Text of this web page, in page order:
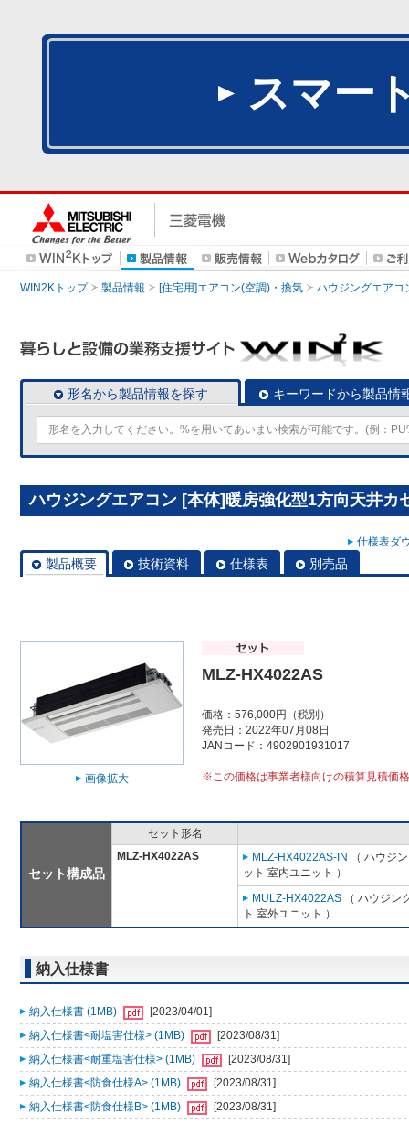
スマー
WIN2Kトップ 製品情報 [住宅用]エアコン(空調)・換気 ハウジングエアコ
形名から製品情報を探す キーワードから製品情
ハウジングエアコン [本体]暖房強化型1方向天井カ
仕様表ダ
製品概要 技術資料 仕様表 別売品
画像拡大
MLZ-HX4022AS
価格：576,000円（税別）
発売日：2022年07月08日
JANコード：4902901931017
※この価格は事業者様向けの積算見積価
セット構成品
セット形名
MLZ-HX4022AS
MLZ-HX4022AS-IN
（ ハウジ
ット 室内ユニット ）
MULZ-HX4022AS （ ハウジン
ト 室外ユニット ）
納入仕様書
納入仕様書 (1MB)
[2023/04/01]
納入仕様書<耐塩害仕様> (1MB)
[2023/08/31]
納入仕様書<耐重塩害仕様> (1MB)
[2023/08/31]
納入仕様書<防食仕様A> (1MB)
[2023/08/31]
納入仕様書<防食仕様B> (1MB)
[2023/08/31]